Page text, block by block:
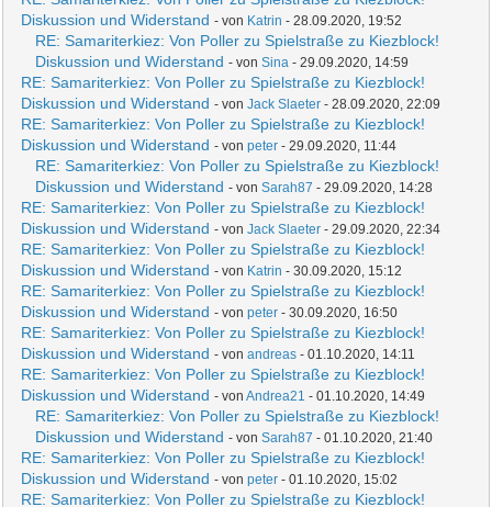
Diskussion und Widerstand - von Katrin - 28.09.2020, 19:52
RE: Samariterkiez: Von Poller zu Spielstraße zu Kiezblock!
Diskussion und Widerstand - vonSina - 29.09.2020, 14:59
RE: Samariterkiez: Von Poller zu Spielstraße zu Kiezblock!
Diskussion und Widerstand - vonJack Slaeter - 28.09.2020, 22:09
RE: Samariterkiez: Von Poller zu Spielstraße zu Kiezblock!
Diskussion und Widerstand - vonpeter - 29.09.2020, 11:44
RE: Samariterkiez: Von Poller zu Spielstraße zu Kiezblock!
Diskussion und Widerstand - vonSarah87 - 29.09.2020, 14:28
RE: Samariterkiez: Von Poller zu Spielstraße zu Kiezblock!
Diskussion und Widerstand - vonJack Slaeter - 29.09.2020, 22:34
RE: Samariterkiez: Von Poller zu Spielstraße zu Kiezblock!
Diskussion und Widerstand - von Katrin - 30.09.2020, 15:12
RE: Samariterkiez: Von Poller zu Spielstraße zu Kiezblock!
Diskussion und Widerstand - vonpeter - 30.09.2020, 16:50
RE: Samariterkiez: Von Poller zu Spielstraße zu Kiezblock!
Diskussion und Widerstand - vonandreas - 01.10.2020, 14:11
RE: Samariterkiez: Von Poller zu Spielstraße zu Kiezblock!
Diskussion und Widerstand - vonAndrea21 - 01.10.2020, 14:49
RE: Samariterkiez: Von Poller zu Spielstraße zu Kiezblock!
Diskussion und Widerstand - vonSarah87 - 01.10.2020, 21:40
RE: Samariterkiez: Von Poller zu Spielstraße zu Kiezblock!
Diskussion und Widerstand - vonpeter - 01.10.2020, 15:02
RE: Samariterkiez: Von Poller zu Spielstraße zu Kiezblock!